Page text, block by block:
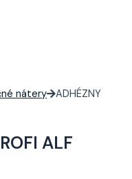
nátery
ADHÉZNY
ALF